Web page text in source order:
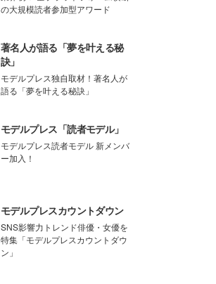
の大規模読者参加型アワード
著名人が語る「夢を叶える秘
訣」
モデルプレス独自取材！著名人が
語る「夢を叶える秘訣」
モデルプレス「読者モデル」
モデルプレス読者モデル 新メンバ
ー加入！
モデルプレスカウントダウン
SNS影響力トレンド俳優・女優を
特集「モデルプレスカウントダウ
ン」